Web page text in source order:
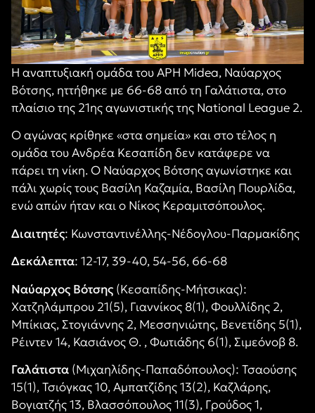
Η αναπτυξιακή ομάδα του ΑΡΗ Midea, Ναύαρχος
Βότσης, ηττήθηκε με 66-68 από τη Γαλάτιστα, στο
πλαίσιο της 21ης αγωνιστικής της National League 2.
Ο αγώνας κρίθηκε «στα σημεία» και στο τέλος η
ομάδα του Ανδρέα Κεσαπίδη δεν κατάφερε να
πάρει τη νίκη. Ο Ναύαρχος Βότσης αγωνίστηκε και
πάλι χωρίς τους Βασίλη Καζαμία, Βασίλη Πουρλίδα,
ενώ απών ήταν και ο Νίκος Κεραμιτσόπουλος.
Διαιτητές: Κωνσταντινέλλης-Νέδογλου-Παρμακίδης
Δεκάλεπτα: 12-17, 39-40, 54-56, 66-68
Ναύαρχος Βότσης (Κεσαπίδης-Μήτσικας):
Χατζηλάμπρου 21(5), Γιαννίκος 8(1), Φουλλίδης 2,
Μπίκιας, Στογιάννης 2, Μεσσηνιώτης, Βενετίδης 5(1),
Ρέιντεν 14, Κασιάνος Θ. , Φωτιάδης 6(1), Σιμεόνοβ 8.
Γαλάτιστα (Μιχαηλίδης-Παπαδόπουλος): Τσαούσης
15(1), Τσιόγκας 10, Αμπατζίδης 13(2), Καζλάρης,
Βογιατζής 13, Βλασσόπουλος 11(3), Γρούδος 1,